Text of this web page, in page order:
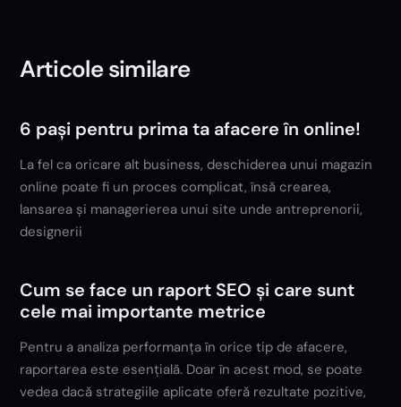
Articole similare
6 pași pentru prima ta afacere în online!
La fel ca oricare alt business, deschiderea unui magazin
online poate fi un proces complicat, însă crearea,
lansarea și managerierea unui site unde antreprenorii,
designerii
Cum se face un raport SEO și care sunt
cele mai importante metrice
Pentru a analiza performanța în orice tip de afacere,
raportarea este esențială. Doar în acest mod, se poate
vedea dacă strategiile aplicate oferă rezultate pozitive,